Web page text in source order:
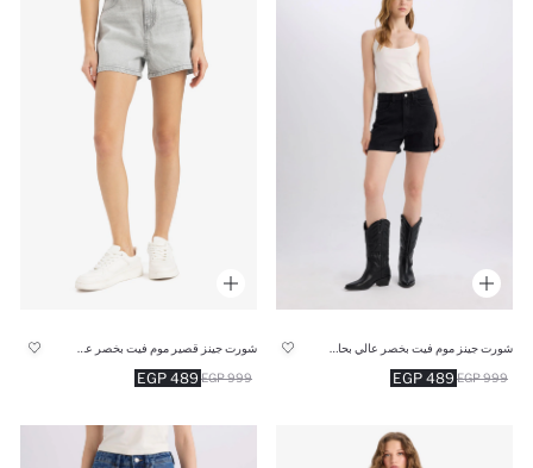
489 EGP 999 EGP
489 EGP 999 EGP